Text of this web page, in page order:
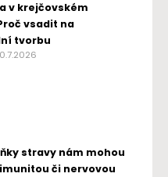
v krejčovském
vsadit na
tvorbu
stravy nám mohou
či nervovou